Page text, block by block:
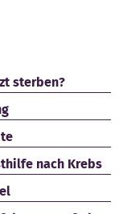
sterben?
nach Krebs